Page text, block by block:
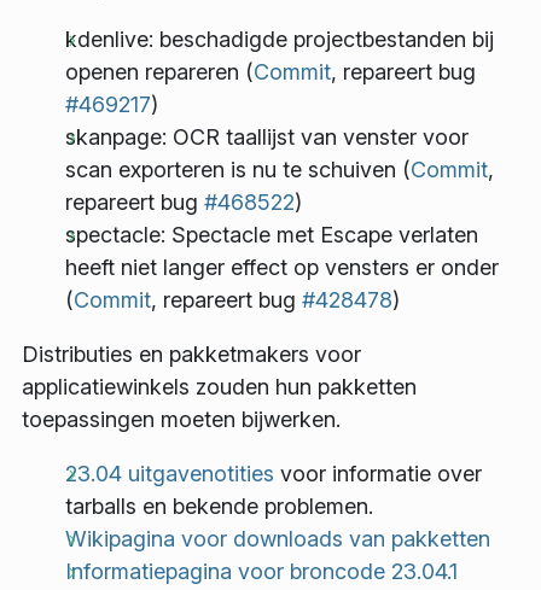
kdenlive: beschadigde projectbestanden bij
openen repareren (Commit, repareert bug
#469217)
skanpage: OCR taallijst van venster voor
scan exporteren is nu te schuiven (Commit,
repareert bug #468522)
spectacle: Spectacle met Escape verlaten
heeft niet langer effect op vensters er onder
(Commit, repareert bug #428478)
Distributies en pakketmakers voor
applicatiewinkels zouden hun pakketten
toepassingen moeten bijwerken.
23.04 uitgavenotities voor informatie over
tarballs en bekende problemen.
Wikipagina voor downloads van pakketten
Informatiepagina voor broncode 23.04.1